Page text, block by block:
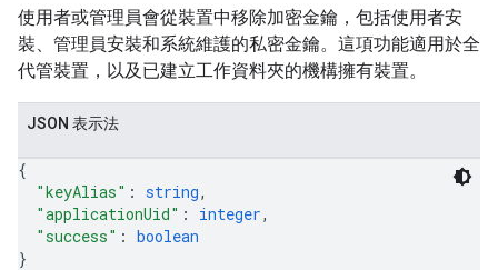
使用者或管理員會從裝置中移除加密金鑰，包括使用者安
裝、管理員安裝和系統維護的私密金鑰。這項功能適用於全
代管裝置，以及已建立工作資料夾的機構擁有裝置。
JSON 表示法
{
"keyAlias" : string,
"applicationUid" : integer,
"success" : boolean
}